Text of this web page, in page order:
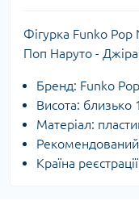
Фігурка Funko
Поп Наруто -
Бренд: Funko
Висота: близько
Матеріал:
Рекомендований
Країна